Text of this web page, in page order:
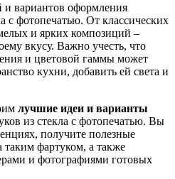
и вариантов оформления
с фотопечатью. От классических
и ярких композиций –
вкусу. Важно учесть, что
и цветовой гаммы может
кухни, добавить ей света и
лучшие идеи и варианты
из стекла с фотопечатью. Вы
получите полезные
таким фартуком, а также
и фотографиями готовых